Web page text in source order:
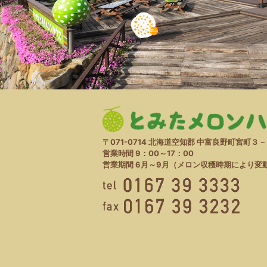
〒071-0714北海道空知郡 中富良野町宮町３
営業時間 9：00～17：00
営業期間 6月～9月
（メロン収穫時期により変